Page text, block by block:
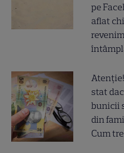
pe
aflat
stat
bunicii
din
Cum